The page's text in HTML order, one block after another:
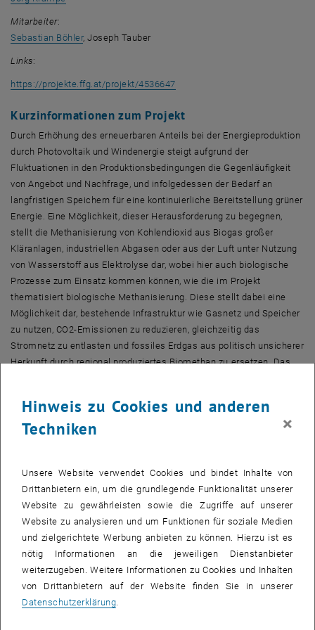
Mitarbeiter:
Sebastian Böhler, Joseph Tauber
Links:
https://projekte.ffg.at/projekt/4536647, öffnet eine externe URL in
Kurzinformationen zum Projekt
Durch Erhöhung des erneuerbaren Anteils bei der Energieproduktion
durch Photovoltaik und Windenergie steigt aufgrund der
Fluktuationen in den Produktionsbedingungen die Gegenläufigkeit
von Angebot und Nachfrage, und infolgedessen der Bedarf an
langfristigen Speichern für eine kontinuierliche Bereitstellung grüner
Energie. Eine Möglichkeit, dieser Herausforderung zu begegnen,
stellt die Methanisierung von Kohlendioxid aus Biogas großer
Kläranlagen, industriellen Abgasen oder aus der Luft unter Nutzung
von Wasserstoff aus Elektrolyse dar, wobei hier auch biologische
Prozesse zum Einsatz kommen können, wie die im Projekt
thematisiert biologische Methanisierung. Diese stellt dabei eine
Möglichkeit dar, bestehende Infrastruktur wie Gasnetz und Speicher
zu nutzen, CO2-Emissionen zu reduzieren, gleichzeitig das
Stromnetz zu entlasten und fossiles Erdgas aus politisch unsicherer
Herkunft durch regional produziertes Biomethan zu ersetzen. Das
mit bestehender Biogasproduktion von hohem Interesse ist, liegt für
Österreich bei 220 GWh/a, bzw. 3% der erneuerbaren
pro Jahr.
Für die Implementierung der biologischen Methanisierung wird
Wasser unter Nutzung von elektrischem Strom (aus erneuerbaren
Energiequellen) über Wasser-Elektrolyse in Sauerstoff und
Wasserstoff zerlegt. Anschließend wird mit dem erzeugten
Wasserstoff, Kohlendioxid im Biogas von Kläranlagen von
Mikroorganismen biologisch zu Methan umgewandelt
(methanisiert). Dadurch wird neben der CO2 Entfernung auch der
Methangehalt des Biogases von ca. 65% auf nahezu 100%
Hinweis zu Cookies und anderen
Techniken
×
Unsere Website verwendet Cookies und bindet Inhalte von
Drittanbietern ein, um die grundlegende Funktionalität unserer
Website zu gewährleisten sowie die Zugriffe auf unserer
Website zu analysieren und um Funktionen für soziale Medien
und zielgerichtete Werbung anbieten zu können. Hierzu ist es
nötig Informationen an die jeweiligen Dienstanbieter
weiterzugeben. Weitere Informationen zu Cookies und Inhalten
von Drittanbietern auf der Website finden Sie in unserer
Datenschutzerklärung.